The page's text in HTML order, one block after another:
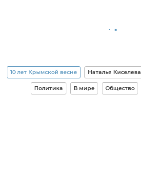
10 лет Крымской весне Наталья Киселева
Политика В мире Общество